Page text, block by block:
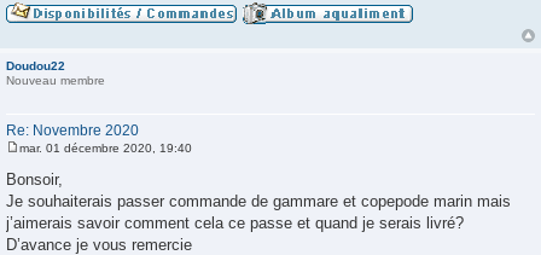
Doudou22
Nouveau membre
Re: Novembre 2020
s
s
a
g
e
mar. 01 décembre 2020, 19:40
Bonsoir,
Je souhaiterais passer commande de gammare et copepode marin mais
j’aimerais savoir comment cela ce passe et quand je serais livré?
D’avance je vous remercie